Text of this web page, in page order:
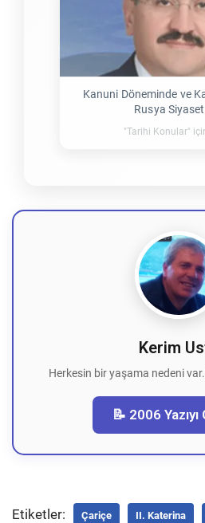
Kanuni Döneminde ve
Rusya
"Tarihi Konular"
Kerim
Herkesin bir yaşama nedeni
📝 2006
Etiketler: Çariçe II. Katerina